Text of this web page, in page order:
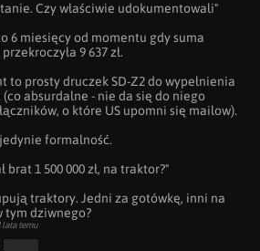
Czy właściwie udokumentowali"
6 miesięcy od momentu gdy suma
9 637 zł.
to prosty druczek SD-Z2 do wypełnienia
(co absurdalne - nie da się do niego
o które US upomni się mailow).
formalność.
brat 1 500 000 zł, na traktor?"
traktory. Jedni za gotówkę, inni na
tym dziwnego?
lata temu